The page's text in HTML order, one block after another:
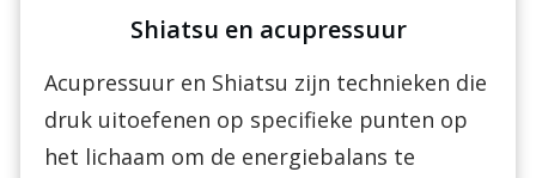
Shiatsu en acupressuur
Acupressuur en Shiatsu zijn technieken die
druk uitoefenen op specifieke punten op
het lichaam om de energiebalans te